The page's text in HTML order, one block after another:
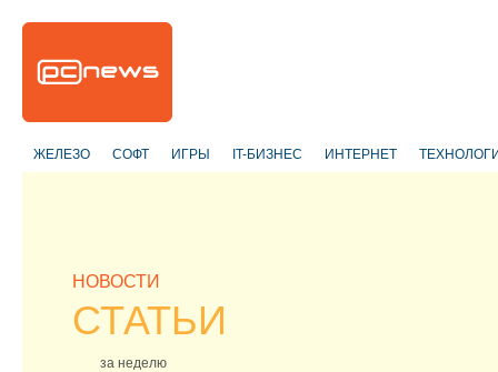
ЖЕЛЕЗО СОФТ ИГРЫ IT-БИЗНЕС ИНТЕРНЕТ
НОВОСТИ
СТАТЬИ
за неделю